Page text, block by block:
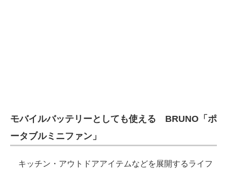
モバイルバッテリーとしても使える BRUNO「ポ
ータブルミニファン」
キッチン・アウトドアアイテムなどを展開するライフ